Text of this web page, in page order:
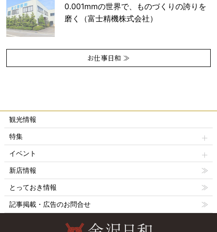
0.001mmの世界で、ものづくりの誇りを
磨く（富士精機株式会社）
お仕事日和 ≫
観光情報
特集
イベント
新店情報
とっておき情報
記事掲載・広告のお問合せ